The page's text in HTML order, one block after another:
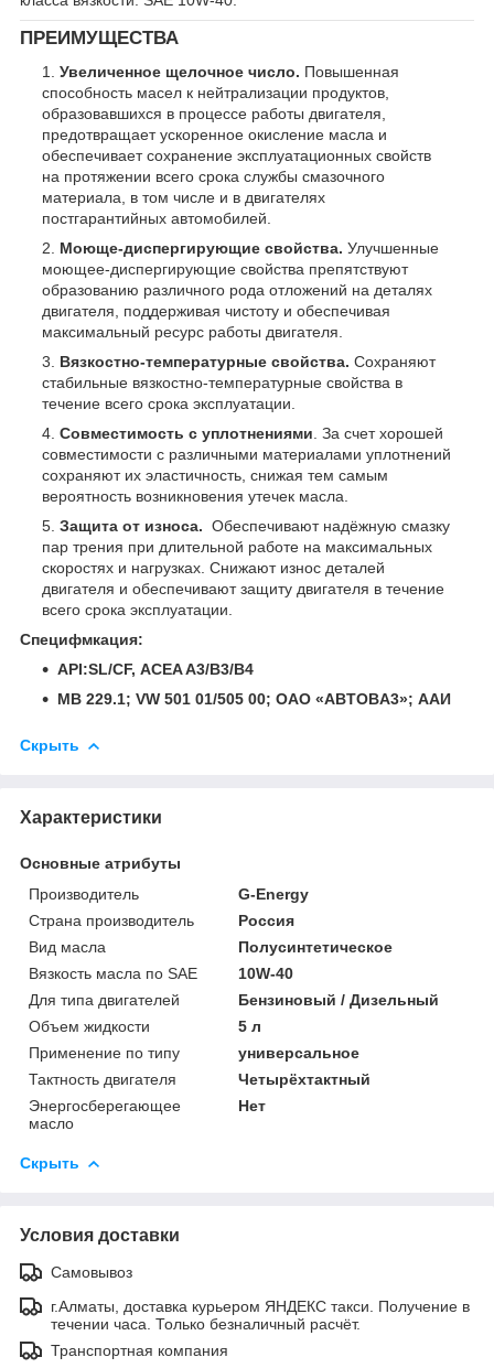
ПРЕИМУЩЕСТВА
Увеличенное щелочное число. Повышенная
способность масел к нейтрализации продуктов,
образовавшихся в процессе работы двигателя,
предотвращает ускоренное окисление масла и
обеспечивает сохранение эксплуатационных свойств
на протяжении всего срока службы смазочного
материала, в том числе и в двигателях
постгарантийных автомобилей.
Моюще-диспергирующие свойства. Улучшенные
моющее-диспергирующие свойства препятствуют
образованию различного рода отложений на деталях
двигателя, поддерживая чистоту и обеспечивая
максимальный ресурс работы двигателя.
Вязкостно-температурные свойства. Сохраняют
стабильные вязкостно-температурные свойства в
течение всего срока эксплуатации.
Совместимость с уплотнениями . За счет хорошей
совместимости с различными материалами уплотнений
сохраняют их эластичность, снижая тем самым
вероятность возникновения утечек масла.
Защита от износа. Обеспечивают надёжную смазку
пар трения при длительной работе на максимальных
скоростях и нагрузках. Снижают износ деталей
двигателя и обеспечивают защиту двигателя в течение
всего срока эксплуатации.
Специфмкация:
API:SL/CF, ACEA A3/B3/B4
MB 229.1; VW 501 01/505 00; OAO «ABTOBA3»; ААИ
Скрыть
Характеристики
Основные атрибуты
Производитель
G-Energy
Страна производитель
Россия
Вид масла
Полусинтетическое
Вязкость масла по SAE
10W-40
Для типа двигателей
Бензиновый / Дизельный
Объем жидкости
5 л
Применение по типу
универсальное
Тактность двигателя
Четырёхтактный
Энергосберегающее
масло
Нет
Скрыть
Условия доставки
Самовывоз
г.Алматы, доставка курьером ЯНДЕКС такси. Получение в
течении часа. Только безналичный расчёт.
Транспортная компания